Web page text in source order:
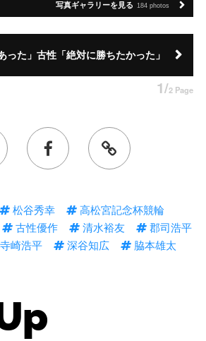
写真ギャラリーを見る 184 photos
った」古性「絶対に勝ちたかった」
1/2 Page
松谷秀幸
高松宮記念杯競輪
古性優作 清水裕友
郡司浩平
寺崎浩平 深谷知広 脇本雄太